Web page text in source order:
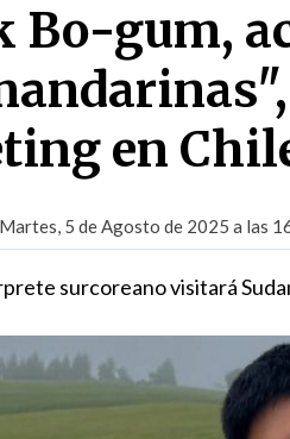
Bo-gum,
en
Martes, 5 de Agosto de 2025 a las
surcoreano visitará